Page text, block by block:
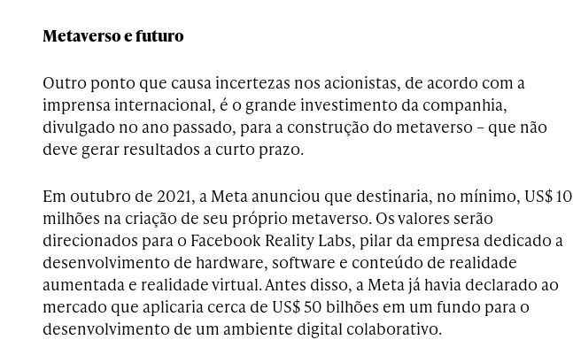
Metaverso e futuro
Outro ponto que causa incertezas nos acionistas, de acordo com a
imprensa internacional, é o grande investimento da companhia,
divulgado no ano passado, para a construção do metaverso – que não
deve gerar resultados a curto prazo.
Em outubro de 2021, a Meta anunciou que destinaria, no mínimo, US$ 10
milhões na criação de seu próprio metaverso. Os valores serão
direcionados para o Facebook Reality Labs, pilar da empresa dedicado a
desenvolvimento de hardware, software e conteúdo de realidade
aumentada e realidade virtual. Antes disso, a Meta já havia declarado ao
mercado que aplicaria cerca de US$ 50 bilhões em um fundo para o
desenvolvimento de um ambiente digital colaborativo.